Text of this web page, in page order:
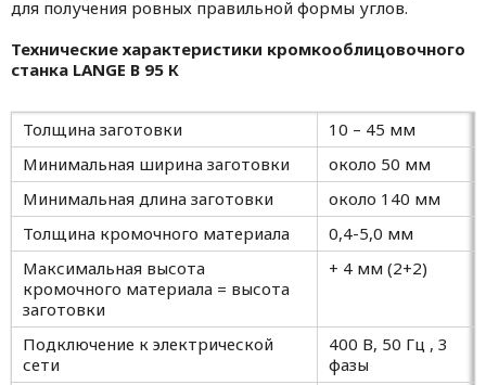
для получения ровных правильной формы углов.
Технические характеристики кромкооблицовочного
станка LANGE B 95 К
Толщина заготовки
10 – 45 мм
Минимальная ширина заготовки
около 50 мм
Минимальная длина заготовки
около 140 мм
Толщина кромочного материала
0,4-5,0 мм
Максимальная высота
кромочного материала = высота
заготовки
+ 4 мм (2+2)
Подключение к электрической
сети
400 В, 50 Гц , 3
фазы